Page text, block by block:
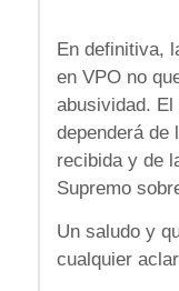
En definitiva,
en VPO no
abusividad.
dependerá de
recibida y de
Supremo
Un saludo y
cualquier